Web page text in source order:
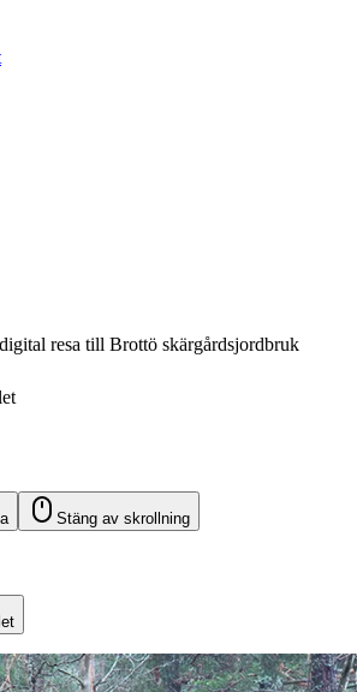
resa till Brottö skärgårdsjordbruk
Stäng av skrollning